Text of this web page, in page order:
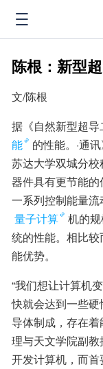
陈根：新型
文/陈根
据《自然新型超
能
的性能。·通
苏达大学双城分
器件具有更节能
一系列控制能量
量子计算
机的
统的性能。相比
能优势。
“我们想让计算机
快就会达到一些
导体制成，存在
理与天文学院副
开发计算机，而首